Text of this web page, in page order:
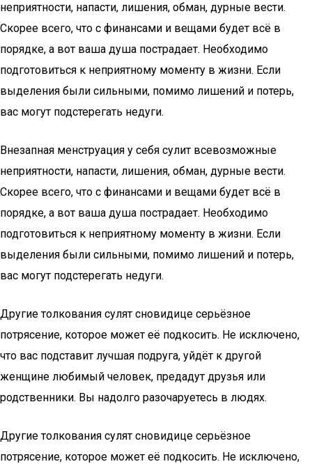
неприятности, напасти, лишения, обман, дурные вести.
Скорее всего, что с финансами и вещами будет всё в
порядке, а вот ваша душа пострадает. Необходимо
подготовиться к неприятному моменту в жизни. Если
выделения были сильными, помимо лишений и потерь,
вас могут подстерегать недуги.
Внезапная менструация у себя сулит всевозможные
неприятности, напасти, лишения, обман, дурные вести.
Скорее всего, что с финансами и вещами будет всё в
порядке, а вот ваша душа пострадает. Необходимо
подготовиться к неприятному моменту в жизни. Если
выделения были сильными, помимо лишений и потерь,
вас могут подстерегать недуги.
Другие толкования сулят сновидице серьёзное
потрясение, которое может её подкосить. Не исключено,
что вас подставит лучшая подруга, уйдёт к другой
женщине любимый человек, предадут друзья или
родственники. Вы надолго разочаруетесь в людях.
Другие толкования сулят сновидице серьёзное
потрясение, которое может её подкосить. Не исключено,